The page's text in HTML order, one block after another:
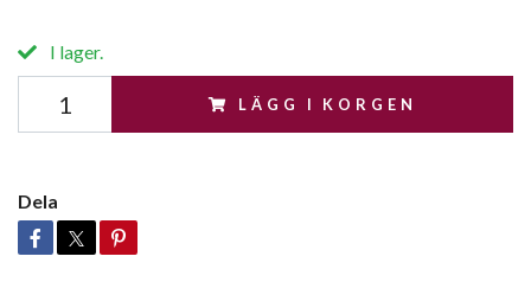
I lager.
LÄGG I KORGEN
Dela